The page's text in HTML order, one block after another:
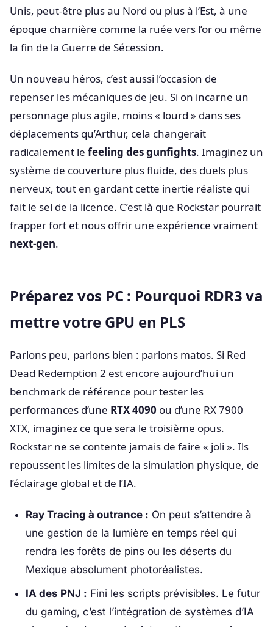
Unis, peut-être plus au Nord ou plus à l’Est, à une
époque charnière comme la ruée vers l’or ou même
la fin de la Guerre de Sécession.
Un nouveau héros, c’est aussi l’occasion de
repenser les mécaniques de jeu. Si on incarne un
personnage plus agile, moins « lourd » dans ses
déplacements qu’Arthur, cela changerait
radicalement le feeling des gunfights. Imaginez un
système de couverture plus fluide, des duels plus
nerveux, tout en gardant cette inertie réaliste qui
fait le sel de la licence. C’est là que Rockstar pourrait
frapper fort et nous offrir une expérience vraiment
next-gen.
Préparez vos PC : Pourquoi RDR3 va
mettre votre GPU en PLS
Parlons peu, parlons bien : parlons matos. Si Red
Dead Redemption 2 est encore aujourd’hui un
benchmark de référence pour tester les
performances d’une RTX 4090 ou d’une RX 7900
XTX, imaginez ce que sera le troisième opus.
Rockstar ne se contente jamais de faire « joli ». Ils
repoussent les limites de la simulation physique, de
l’éclairage global et de l’IA.
Ray Tracing à outrance : On peut s’attendre à
une gestion de la lumière en temps réel qui
rendra les forêts de pins ou les déserts du
Mexique absolument photoréalistes.
IA des PNJ : Fini les scripts prévisibles. Le futur
du gaming, c’est l’intégration de systèmes d’IA